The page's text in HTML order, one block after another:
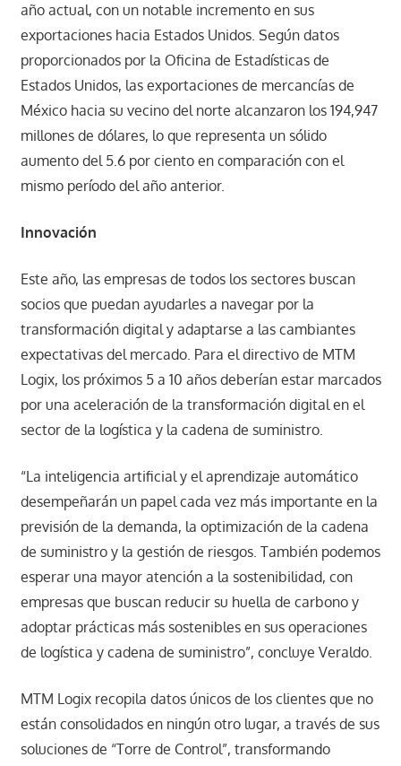
año actual, con un notable incremento en sus
exportaciones hacia Estados Unidos. Según datos
proporcionados por la Oficina de Estadísticas de
Estados Unidos, las exportaciones de mercancías de
México hacia su vecino del norte alcanzaron los 194,947
millones de dólares, lo que representa un sólido
aumento del 5.6 por ciento en comparación con el
mismo período del año anterior.
Innovación
Este año, las empresas de todos los sectores buscan
socios que puedan ayudarles a navegar por la
transformación digital y adaptarse a las cambiantes
expectativas del mercado. Para el directivo de MTM
Logix, los próximos 5 a 10 años deberían estar marcados
por una aceleración de la transformación digital en el
sector de la logística y la cadena de suministro.
“La inteligencia artificial y el aprendizaje automático
desempeñarán un papel cada vez más importante en la
previsión de la demanda, la optimización de la cadena
de suministro y la gestión de riesgos. También podemos
esperar una mayor atención a la sostenibilidad, con
empresas que buscan reducir su huella de carbono y
adoptar prácticas más sostenibles en sus operaciones
de logística y cadena de suministro”, concluye Veraldo.
MTM Logix recopila datos únicos de los clientes que no
están consolidados en ningún otro lugar, a través de sus
soluciones de “Torre de Control”, transformando